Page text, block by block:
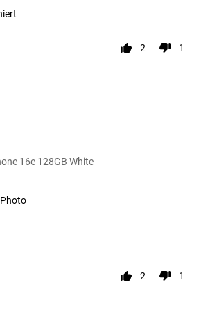
2 1
16e 128GB White
Photo
2 1